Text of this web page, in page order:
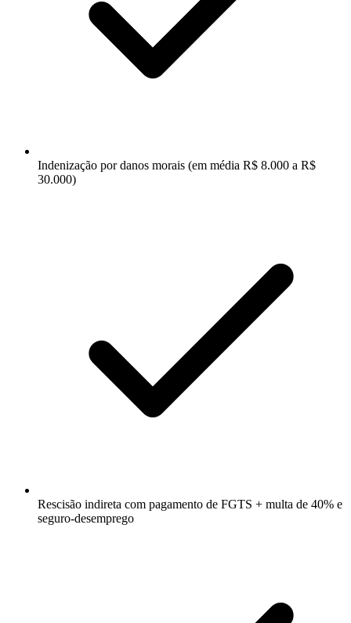
Indenização por danos morais (em média R$ 8.000 a R$
30.000)
Rescisão indireta com pagamento de FGTS + multa de 40% e
seguro-desemprego